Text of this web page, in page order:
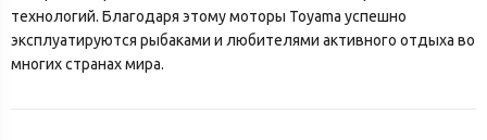
технологий. Благодаря этому моторы Toyama успешно
эксплуатируются рыбаками и любителями активного отдыха во
многих странах мира.